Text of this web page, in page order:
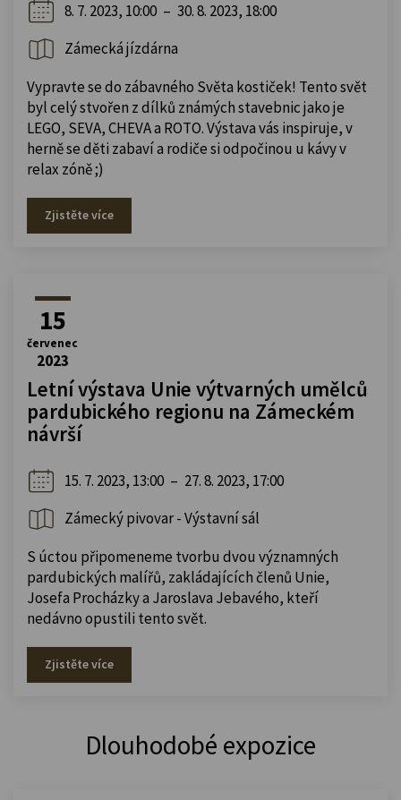
8. 7. 2023, 10:00 – 30. 8. 2023, 18:00
Zámecká jízdárna
Vypravte se do zábavného Světa kostiček! Tento svět
byl celý stvořen z dílků známých stavebnic jako je
LEGO, SEVA, CHEVA a ROTO. Výstava vás inspiruje, v
herně se děti zabaví a rodiče si odpočinou u kávy v
relax zóně ;)
Zjistěte více
15
červenec
2023
Letní výstava Unie výtvarných umělců
pardubického regionu na Zámeckém
návrší
15. 7. 2023, 13:00 – 27. 8. 2023, 17:00
Zámecký pivovar - Výstavní sál
S úctou připomeneme tvorbu dvou významných
pardubických malířů, zakládajících členů Unie,
Josefa Procházky a Jaroslava Jebavého, kteří
nedávno opustili tento svět.
Zjistěte více
Dlouhodobé expozice